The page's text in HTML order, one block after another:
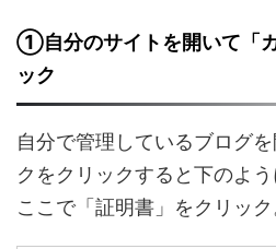
①自分のサイトを開いて「
ック
自分で管理しているブログ
クをクリックすると下のよう
ここで「証明書」をクリック